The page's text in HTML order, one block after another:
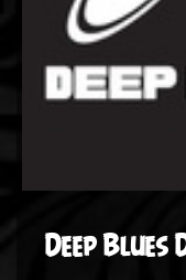
Deep Blues